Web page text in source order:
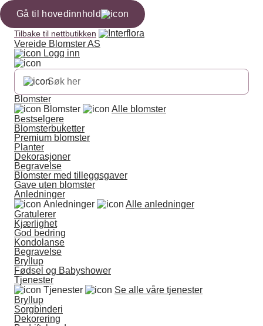
Gå til hovedinnhold
Tilbake til nettbutikken
Vereide Blomster AS
Logg inn
Blomster
Blomster
Alle blomster
Bestselgere
Blomsterbuketter
Premium blomster
Planter
Dekorasjoner
Begravelse
Blomster med tilleggsgaver
Gave uten blomster
Anledninger
Anledninger
Alle anledninger
Gratulerer
Kjærlighet
God bedring
Kondolanse
Begravelse
Bryllup
Fødsel og Babyshower
Tjenester
Tjenester
Se alle våre tjenester
Bryllup
Sorgbinderi
Dekorering